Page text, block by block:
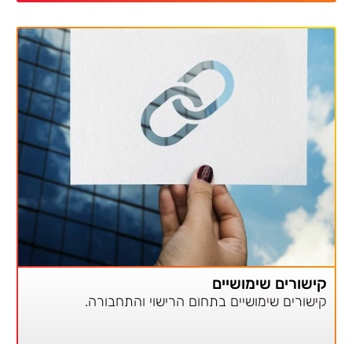
קישורים שימושיים
קישורים שימושיים בתחום הרישוי והתחבורה.